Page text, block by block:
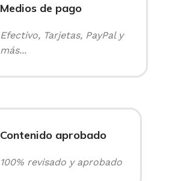
Medios de pago
Efectivo, Tarjetas, PayPal y
más...
Contenido aprobado
100% revisado y aprobado